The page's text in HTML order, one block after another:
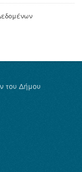
του Δήμου